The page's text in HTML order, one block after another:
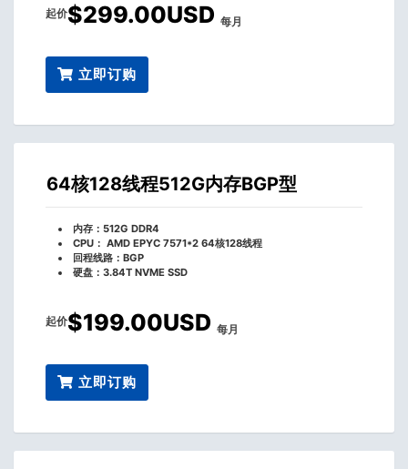
起价$299.00USD 每月
立即订购
64核128线程512G内存BGP型
内存：512G DDR4
CPU： AMD EPYC 7571*2 64核128线程
回程线路：BGP
硬盘：3.84T NVME SSD
起价$199.00USD 每月
立即订购